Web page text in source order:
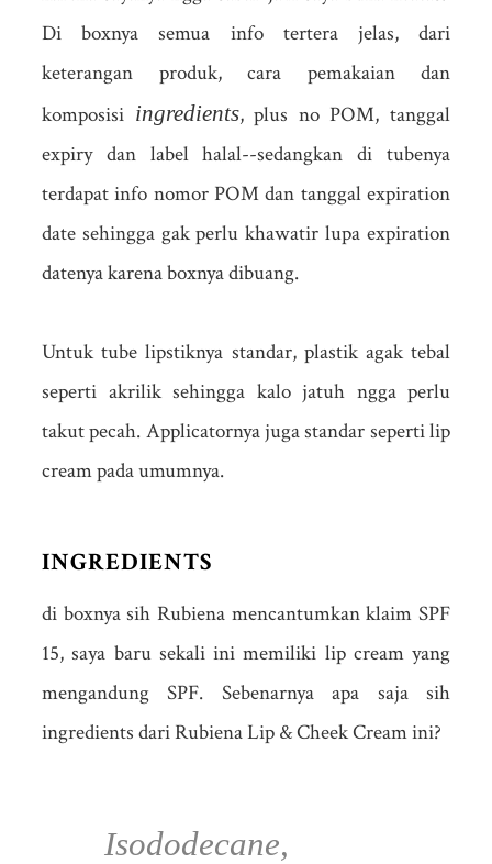
Di boxnya semua info tertera jelas, dari
keterangan produk, cara pemakaian dan
komposisi ingredients, plus no POM, tanggal
expiry dan label halal--sedangkan di tubenya
terdapat info nomor POM dan tanggal expiration
date sehingga gak perlu khawatir lupa expiration
datenya karena boxnya dibuang.
Untuk tube lipstiknya standar, plastik agak tebal
seperti akrilik sehingga kalo jatuh ngga perlu
takut pecah. Applicatornya juga standar seperti lip
cream pada umumnya.
INGREDIENTS
di boxnya sih Rubiena mencantumkan klaim SPF
15, saya baru sekali ini memiliki lip cream yang
mengandung SPF. Sebenarnya apa saja sih
ingredients dari Rubiena Lip & Cheek Cream ini?
Isododecane,